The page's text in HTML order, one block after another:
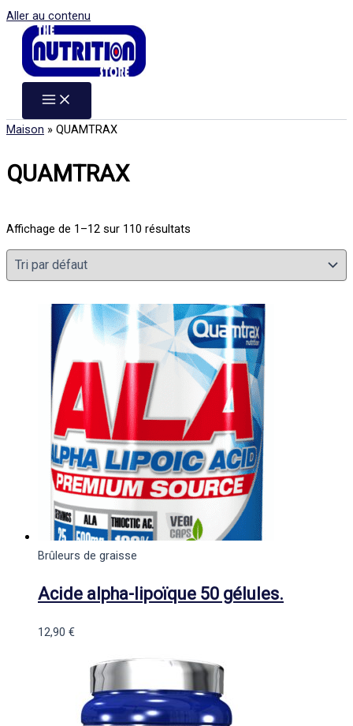
Aller au contenu
Maison » QUAMTRAX
QUAMTRAX
Affichage de 1–12 sur 110 résultats
Brûleurs de graisse
Acide alpha-lipoïque 50 gélules.
12,90 €